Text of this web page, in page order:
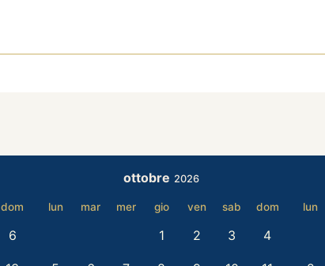
dom
6
ottobre 2026
lun mar mer gio ven sab dom
1 2 3 4
lun